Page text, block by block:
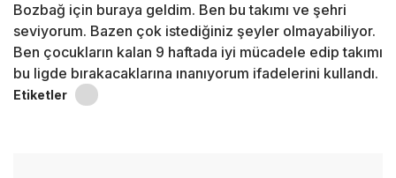
Bozbağ için buraya geldim. Ben bu takımı ve şehri
seviyorum. Bazen çok istediğiniz şeyler olmayabiliyor.
Ben çocukların kalan 9 haftada iyi mücadele edip takımı
bu ligde bırakacaklarına ınanıyorum ifadelerini kullandı.
Etiketler